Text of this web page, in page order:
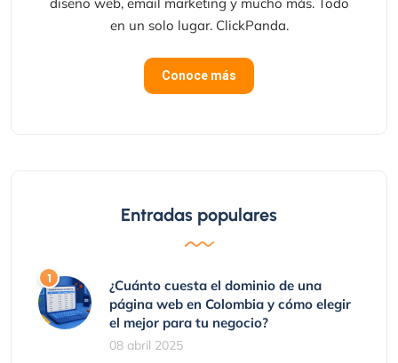
en un solo lugar. ClickPanda.
Conoce más
Entradas populares
¿Cuánto cuesta el dominio de una
página web en Colombia y cómo elegir
el mejor para tu negocio?
08 abril 2025